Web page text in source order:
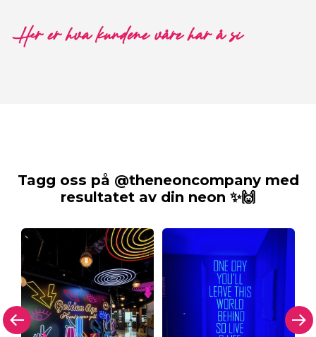
Her er hva kundene våre har å si
Tagg oss på @theneoncompany med
resultatet av din neon ✨🙌